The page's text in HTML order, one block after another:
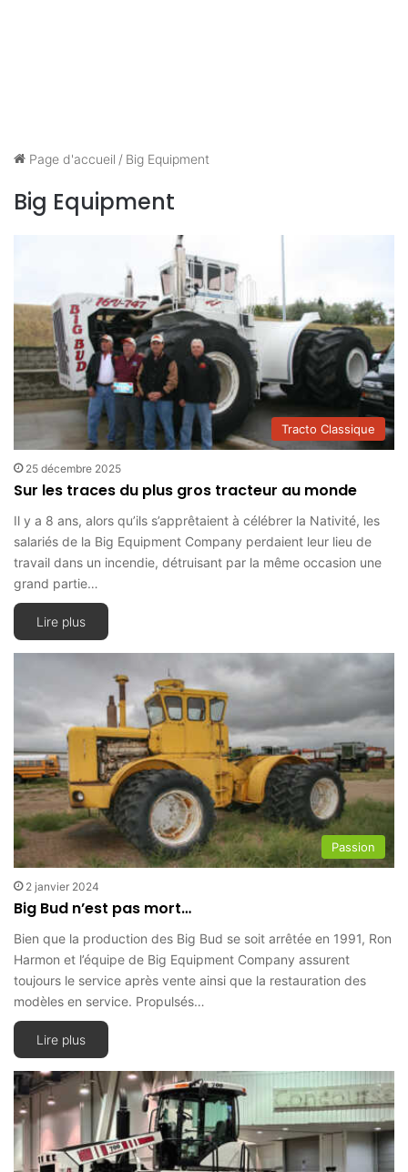
Page d'accueil / Big Equipment
Big Equipment
Tracto Classique
25 décembre 2025
Sur les traces du plus gros tracteur au monde
Il y a 8 ans, alors qu’ils s’apprêtaient à célébrer la Nativité, les
salariés de la Big Equipment Company perdaient leur lieu de
travail dans un incendie, détruisant par la même occasion une
grand partie…
Lire plus
Passion
2 janvier 2024
Big Bud n’est pas mort…
Bien que la production des Big Bud se soit arrêtée en 1991, Ron
Harmon et l’équipe de Big Equipment Company assurent
toujours le service après vente ainsi que la restauration des
modèles en service. Propulsés…
Lire plus